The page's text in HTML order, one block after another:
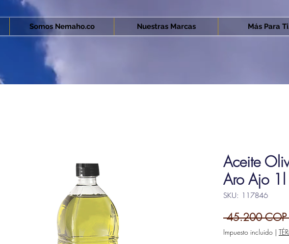
Somos Nemaho.co Nuestras Marcas Más Para
Aceite
Aro Ajo 1l
SKU: 117846
45.200
Impuesto incluido |